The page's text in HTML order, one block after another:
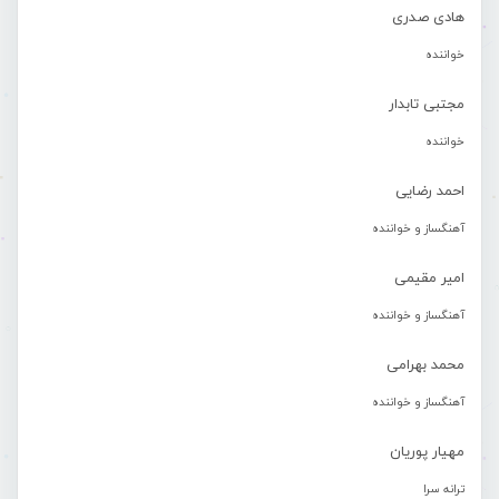
هادی صدری
خواننده
مجتبی تابدار
خواننده
احمد رضایی
آهنگساز و خواننده
امیر مقیمی
آهنگساز و خواننده
محمد بهرامی
آهنگساز و خواننده
مهیار پوریان
ترانه سرا